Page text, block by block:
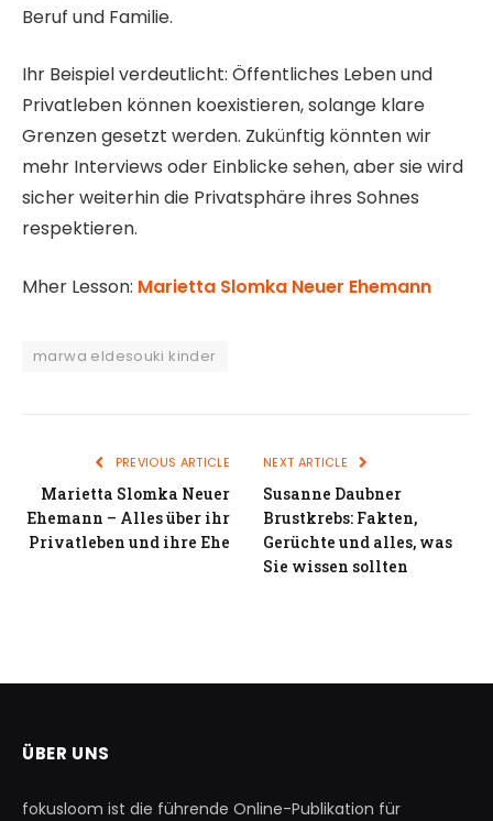
Beruf und Familie.
Ihr Beispiel verdeutlicht: Öffentliches Leben und
Privatleben können koexistieren, solange klare
Grenzen gesetzt werden. Zukünftig könnten wir
mehr Interviews oder Einblicke sehen, aber sie wird
sicher weiterhin die Privatsphäre ihres Sohnes
respektieren.
Mher Lesson: Marietta Slomka Neuer Ehemann
marwa eldesouki kinder
PREVIOUS ARTICLE
Marietta Slomka Neuer
Ehemann – Alles über ihr
Privatleben und ihre Ehe
NEXT ARTICLE
Susanne Daubner
Brustkrebs: Fakten,
Gerüchte und alles, was
Sie wissen sollten
ÜBER UNS
fokusloom ist die führende Online-Publikation für